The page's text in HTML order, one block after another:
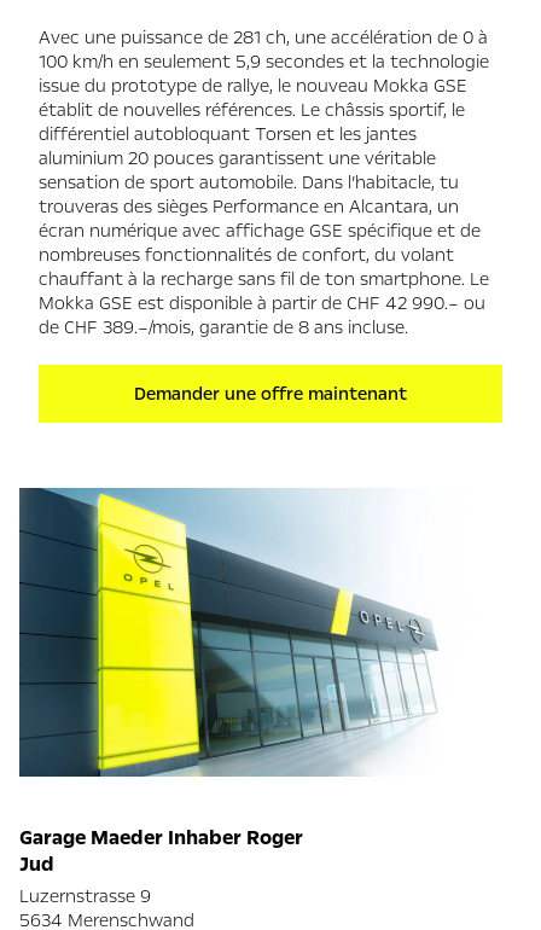
Avec une puissance de 281 ch, une accélération de 0 à
100 km/h en seulement 5,9 secondes et la technologie
issue du prototype de rallye, le nouveau Mokka GSE
établit de nouvelles références. Le châssis sportif, le
différentiel autobloquant Torsen et les jantes
aluminium 20 pouces garantissent une véritable
sensation de sport automobile. Dans l’habitacle, tu
trouveras des sièges Performance en Alcantara, un
écran numérique avec affichage GSE spécifique et de
nombreuses fonctionnalités de confort, du volant
chauffant à la recharge sans fil de ton smartphone. Le
Mokka GSE est disponible à partir de CHF 42 990.– ou
de CHF 389.–/mois, garantie de 8 ans incluse.
Demander une offre maintenant
Garage Maeder Inhaber Roger
Jud
Luzernstrasse 9
5634 Merenschwand